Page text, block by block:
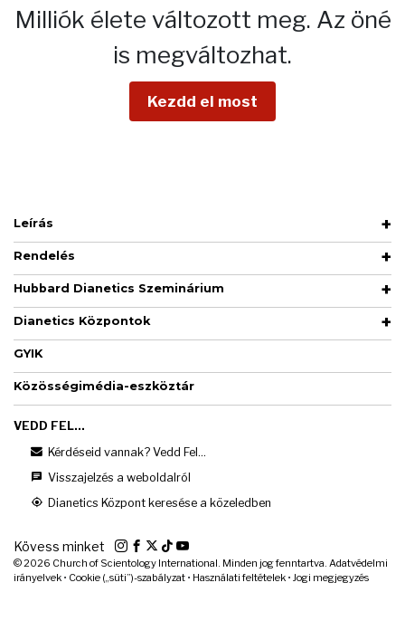
Milliók élete változott meg. Az öné
is megváltozhat.
Kezdd el most
Leírás
Rendelés
Hubbard Dianetics Szeminárium
Dianetics Központok
GYIK
Közösségimédia-eszköztár
VEDD FEL...
Kérdéseid vannak? Vedd Fel...
Visszajelzés a weboldalról
Dianetics Központ keresése a közeledben
Kövess minket
© 2026 Church of Scientology International. Minden jog fenntartva. Adatvédelmi
irányelvek • Cookie („süti”)-szabályzat • Használati feltételek • Jogi megjegyzés